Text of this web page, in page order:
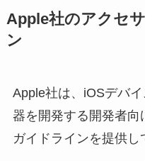
Apple社のアクセ
ン
Apple社は、iOSデバ
器を開発する開発者
ガイドラインを提供し